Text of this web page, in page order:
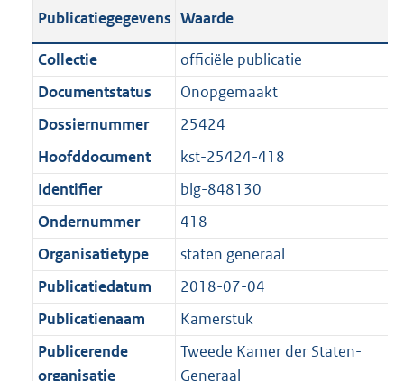
l
c
t
i
e
n
f
o
r
m
a
a
t
o
t
:
2
3
5
K
b
a
n
d
s
r
o
o
t
e
:
1
K
b
a
n
d
g
r
o
t
t
e
:
1
K
Publicatiegegevens Waarde
Collectie
officiële publicatie
Documentstatus
Onopgemaakt
Dossiernummer
25424
Hoofddocument
kst-25424-418
Identifier
blg-848130
Ondernummer
418
Organisatietype
staten generaal
Publicatiedatum
2018-07-04
Publicatienaam
Kamerstuk
Publicerende
organisatie
Tweede Kamer der Staten-
Generaal